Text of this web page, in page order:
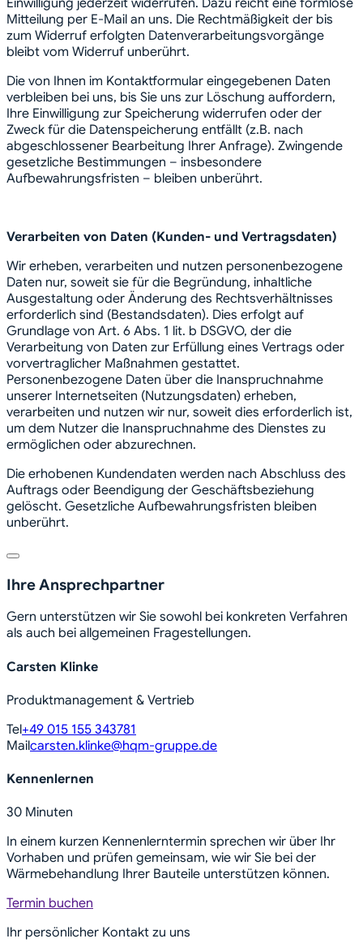
Mitteilung per E-Mail an uns. Die Rechtmäßigkeit der bis
zum Widerruf erfolgten Datenverarbeitungsvorgänge
bleibt vom Widerruf unberührt.
Die von Ihnen im Kontaktformular eingegebenen Daten
verbleiben bei uns, bis Sie uns zur Löschung auffordern,
Ihre Einwilligung zur Speicherung widerrufen oder der
Zweck für die Datenspeicherung entfällt (z.B. nach
abgeschlossener Bearbeitung Ihrer Anfrage). Zwingende
gesetzliche Bestimmungen – insbesondere
Aufbewahrungsfristen – bleiben unberührt.
Verarbeiten von Daten (Kunden- und Vertragsdaten)
Wir erheben, verarbeiten und nutzen personenbezogene
Daten nur, soweit sie für die Begründung, inhaltliche
Ausgestaltung oder Änderung des Rechtsverhältnisses
erforderlich sind (Bestandsdaten). Dies erfolgt auf
Grundlage von Art. 6 Abs. 1 lit. b DSGVO, der die
Verarbeitung von Daten zur Erfüllung eines Vertrags oder
vorvertraglicher Maßnahmen gestattet.
Personenbezogene Daten über die Inanspruchnahme
unserer Internetseiten (Nutzungsdaten) erheben,
verarbeiten und nutzen wir nur, soweit dies erforderlich ist,
um dem Nutzer die Inanspruchnahme des Dienstes zu
ermöglichen oder abzurechnen.
Die erhobenen Kundendaten werden nach Abschluss des
Auftrags oder Beendigung der Geschäftsbeziehung
gelöscht. Gesetzliche Aufbewahrungsfristen bleiben
unberührt.
Ihre Ansprechpartner
Gern unterstützen wir Sie sowohl bei konkreten Verfahren
als auch bei allgemeinen Fragestellungen.
Carsten Klinke
Produktmanagement & Vertrieb
Tel+49 015 155 343781
Mailcarsten.klinke@hqm-gruppe.de
Kennenlernen
30 Minuten
In einem kurzen Kennenlerntermin sprechen wir über Ihr
Vorhaben und prüfen gemeinsam, wie wir Sie bei der
Wärmebehandlung Ihrer Bauteile unterstützen können.
Termin buchen
Ihr persönlicher Kontakt zu uns